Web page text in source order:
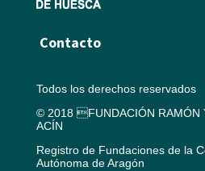
Contacto
Todos los derechos reservados
© 2018 FUNDACIÓN RAMÓN
ACÍN
Registro de Fundaciones de la
Autónoma de Aragón